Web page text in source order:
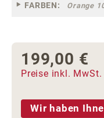
FARBEN: Orange
Regulärer Preis:
199,00 €
Preise inkl.
Wir haben